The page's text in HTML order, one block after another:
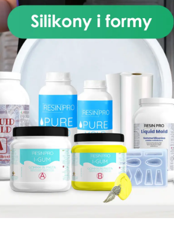
zestaw
i łatwą do
Łatwy w
nasz zestaw
do
jak i
Przekształć
elegancką i
dzięki
Granit Black
z
i pozwól,
lśniła
wykonaniu
Jesteś
aby stworzyć tackę,
prawdziwym dziełem
Potrzebujesz tylko
kreatywności: resztę
Zamów już